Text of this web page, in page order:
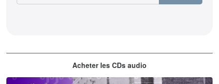
Acheter les CDs audio